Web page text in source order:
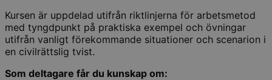
Kursen är uppdelad utifrån riktlinjerna för arbetsmetod
med tyngdpunkt på praktiska exempel och övningar
utifrån vanligt förekommande situationer och scenarion i
en civilrättslig tvist.
Som deltagare får du kunskap om: